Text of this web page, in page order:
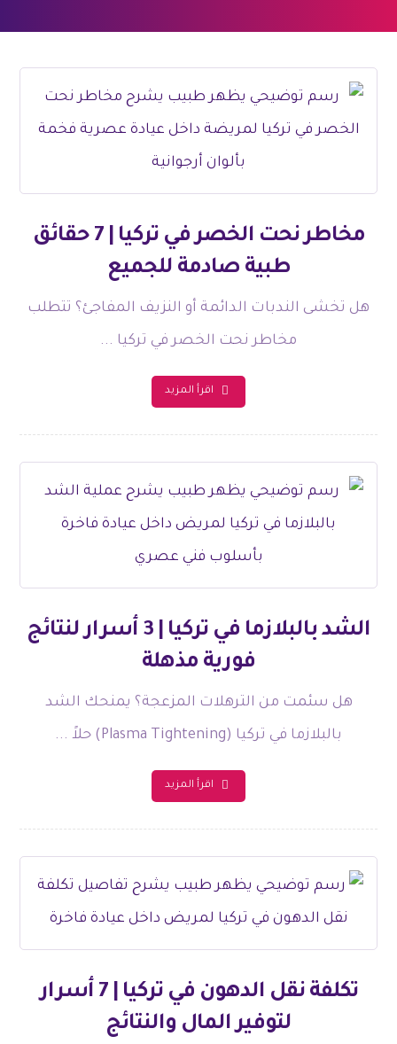
مخاطر نحت الخصر في تركيا | 7 حقائق
طبية صادمة للجميع
هل تخشى الندبات الدائمة أو النزيف المفاجئ؟ تتطلب
مخاطر نحت الخصر في تركيا ...
اقرأ المزيد
الشد بالبلازما في تركيا | 3 أسرار لنتائج
فورية مذهلة
هل سئمت من الترهلات المزعجة؟ يمنحك الشد
بالبلازما في تركيا (Plasma Tightening) حلاً ...
اقرأ المزيد
تكلفة نقل الدهون في تركيا | 7 أسرار
لتوفير المال والنتائج